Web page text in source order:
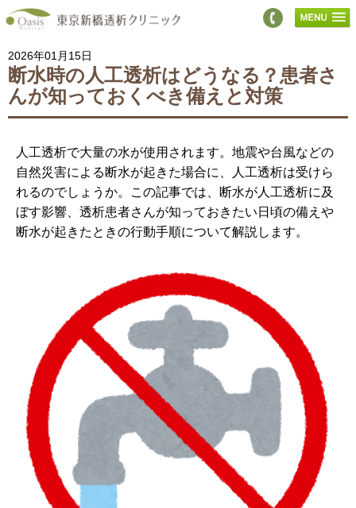
2026年01月15日
断水時の人工透析はどうなる？患者さ
んが知っておくべき備えと対策
人工透析で大量の水が使用されます。地震や台風などの
自然災害による断水が起きた場合に、人工透析は受けら
れるのでしょうか。この記事では、断水が人工透析に及
ぼす影響、透析患者さんが知っておきたい日頃の備えや
断水が起きたときの行動手順について解説します。